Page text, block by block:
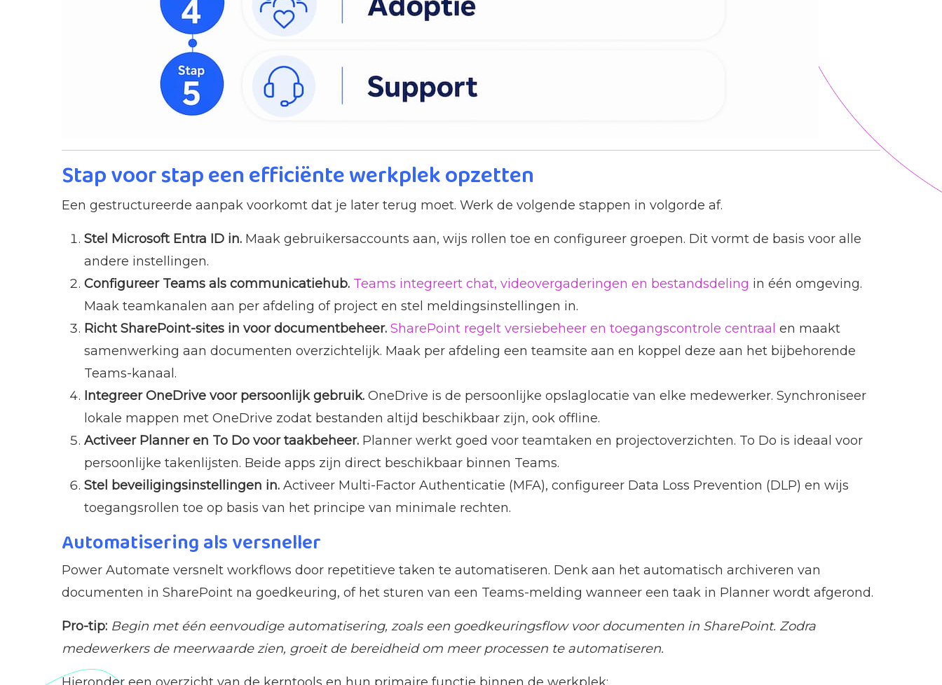
Stap voor stap een efficiënte werkplek opzetten
Een gestructureerde aanpak voorkomt dat je later terug moet. Werk de volgende stappen in volgorde af.
Stel Microsoft Entra ID in. Maak gebruikersaccounts aan, wijs rollen toe en configureer groepen. Dit vormt de basis voor alle
andere instellingen.
Configureer Teams als communicatiehub. Teams integreert chat, videovergaderingen en bestandsdeling in één omgeving.
Maak teamkanalen aan per afdeling of project en stel meldingsinstellingen in.
Richt SharePoint-sites in voor documentbeheer. SharePoint regelt versiebeheer en toegangscontrole centraal en maakt
samenwerking aan documenten overzichtelijk. Maak per afdeling een teamsite aan en koppel deze aan het bijbehorende
Teams-kanaal.
Integreer OneDrive voor persoonlijk gebruik. OneDrive is de persoonlijke opslaglocatie van elke medewerker. Synchroniseer
lokale mappen met OneDrive zodat bestanden altijd beschikbaar zijn, ook offline.
Activeer Planner en To Do voor taakbeheer. Planner werkt goed voor teamtaken en projectoverzichten. To Do is ideaal voor
persoonlijke takenlijsten. Beide apps zijn direct beschikbaar binnen Teams.
Stel beveiligingsinstellingen in. Activeer Multi-Factor Authenticatie (MFA), configureer Data Loss Prevention (DLP) en wijs
toegangsrollen toe op basis van het principe van minimale rechten.
Automatisering als versneller
Power Automate versnelt workflows door repetitieve taken te automatiseren. Denk aan het automatisch archiveren van
documenten in SharePoint na goedkeuring, of het sturen van een Teams-melding wanneer een taak in Planner wordt afgerond.
Pro-tip: Begin met één eenvoudige automatisering, zoals een goedkeuringsflow voor documenten in SharePoint. Zodra
medewerkers de meerwaarde zien, groeit de bereidheid om meer processen te automatiseren.
Hieronder een overzicht van de kerntools en hun primaire functie binnen de werkplek: